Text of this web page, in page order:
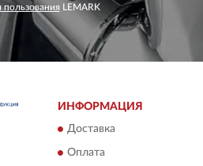
LEMARK
ИНФОРМАЦИЯ
Доставка
Оплата